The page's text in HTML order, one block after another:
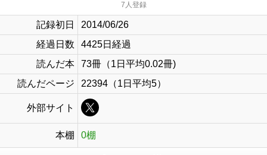
7人登録
記録初日
2014/06/26
経過日数
4425日経過
読んだ本
73冊（1日平均0.02冊)
読んだページ
22394（1日平均5）
外部サイト
本棚 0棚